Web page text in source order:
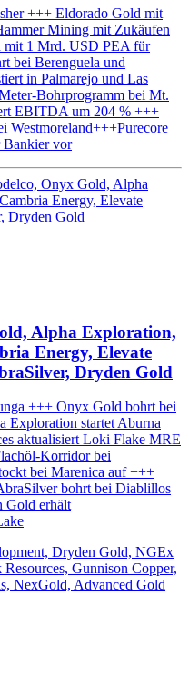
+++ Eldorado Gold mit
Mining mit Zukäufen
mit 1 Mrd. USD PEA für
bei Berenguela und
in Palmarejo und Las
Bohrprogramm bei Mt.
EBITDA um 204 % +++
Westmoreland+++Purecore
Bankier vor
Alpha Exploration,
Energy, Elevate
Dryden Gold
+++ Onyx Gold bohrt bei
Exploration startet Aburna
aktualisiert Loki Flake MRE
Korridor bei
bei Marenica auf +++
bohrt bei Diablillos
Gold erhält